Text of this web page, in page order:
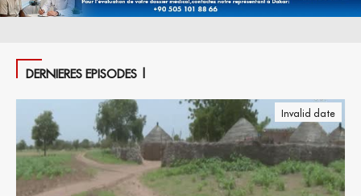
DERNIERES EPISODES |
Invalid date